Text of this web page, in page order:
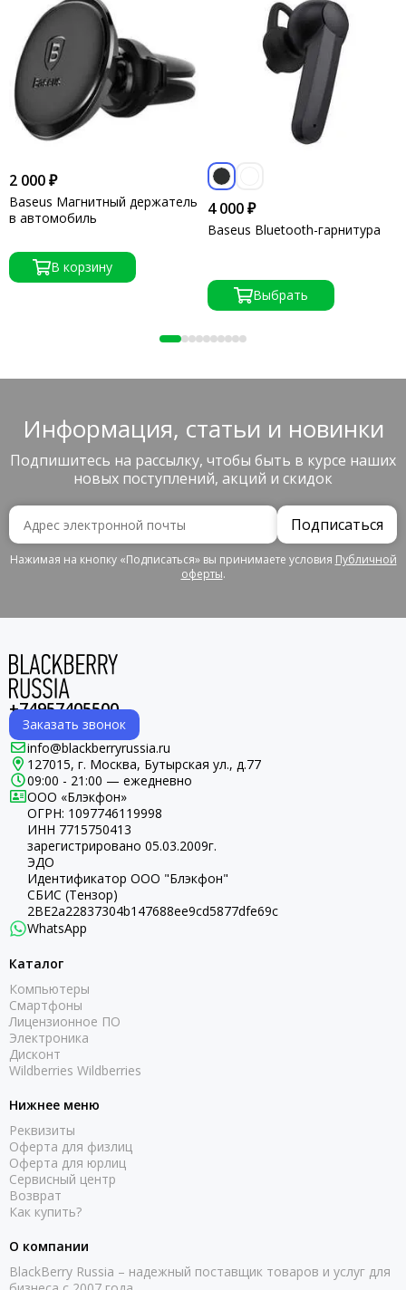
2 000 ₽
Baseus Магнитный держатель
в автомобиль
В корзину
4 000 ₽
Baseus Bluetooth-гарнитура
Выбрать
Информация, статьи и новинки
Подпишитесь на рассылку, чтобы быть в курсе наших
новых поступлений, акций и скидок
Подписаться
Нажимая на кнопку «Подписаться» вы принимаете условия Публичной
оферты.
+74957405500
Заказать звонок
info@blackberryrussia.ru
127015, г. Москва, Бутырская ул., д.77
09:00 - 21:00 — ежедневно
ООО «Блэкфон»
ОГРН: 1097746119998
ИНН 7715750413
зарегистрировано 05.03.2009г.
ЭДО
Идентификатор ООО "Блэкфон"
СБИС (Тензор)
2BE2a22837304b147688ee9cd5877dfe69c
WhatsApp
Каталог
Компьютеры
Смартфоны
Лицензионное ПО
Электроника
Дисконт
Wildberries Wildberries
Нижнее меню
Реквизиты
Оферта для физлиц
Оферта для юрлиц
Сервисный центр
Возврат
Как купить?
О компании
BlackBerry Russia – надежный поставщик товаров и услуг для